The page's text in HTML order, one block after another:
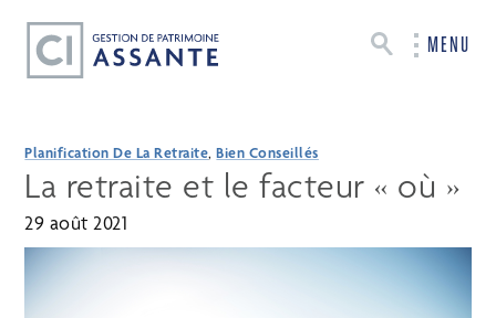
MENU
Planification De La Retraite,Bien Conseillés
La retraite et le facteur « où »
29 août 2021